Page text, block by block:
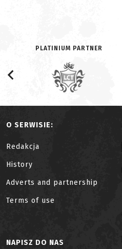
PLATINIUM PARTNER
O SERWISIE:
Redakcja
History
Adverts and partnership
Terms of use
NAPISZ DO NAS